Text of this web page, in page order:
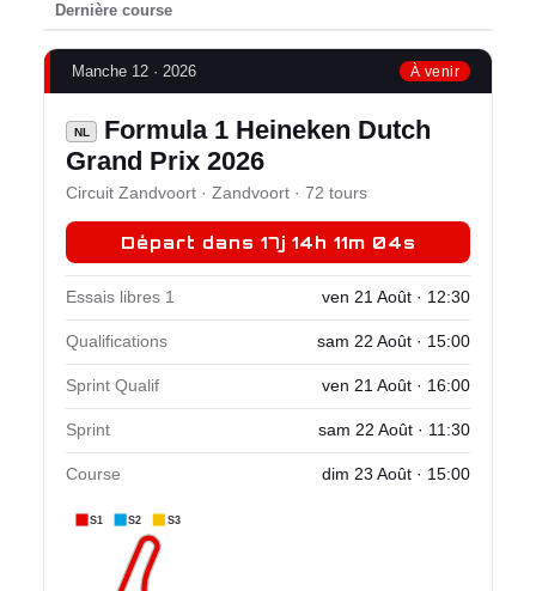
Dernière course
Manche 12 · 2026 À venir
NL
Formula 1 Heineken Dutch
Grand Prix 2026
Circuit Zandvoort · Zandvoort · 72 tours
Départ dans 17j 14h 11m 03s
Essais libres 1 ven 21 Août · 12:30
Qualifications sam 22 Août · 15:00
Sprint Qualif ven 21 Août · 16:00
Sprint sam 22 Août · 11:30
Course dim 23 Août · 15:00
S1 S2 S3